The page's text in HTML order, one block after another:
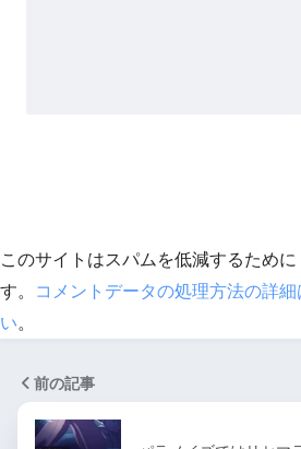
このサイトはスパムを低減するため
す。
コメントデータの処理方法の詳
い。
前の記事